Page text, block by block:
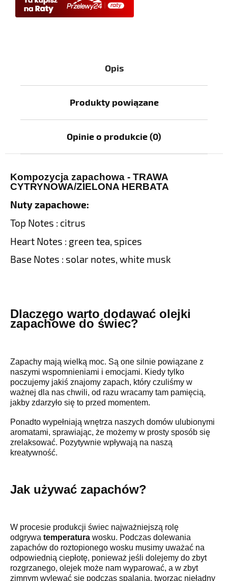
Opis
Produkty powiązane
Opinie o produkcie (0)
Kompozycja zapachowa - TRAWA
CYTRYNOWA/ZIELONA HERBATA
Nuty zapachowe:
Top Notes : citrus
Heart Notes : green tea, spices
Base Notes : solar notes, white musk
Dlaczego warto dodawać olejki
zapachowe do świec?
Zapachy mają wielką moc. Są one silnie powiązane z
naszymi wspomnieniami i emocjami. Kiedy tylko
poczujemy jakiś znajomy zapach, który czuliśmy w
ważnej dla nas chwili, od razu wracamy tam pamięcią,
jakby zdarzyło się to przed momentem.
Ponadto wypełniają wnętrza naszych domów ulubionymi
aromatami, sprawiając, że możemy w prosty sposób się
zrelaksować. Pozytywnie wpływają na naszą
kreatywność.
Jak używać zapachów?
W procesie produkcji świec najważniejszą rolę
odgrywa temperatura wosku. Podczas dolewania
zapachów do roztopionego wosku musimy uważać na
odpowiednią ciepłotę, ponieważ jeśli dolejemy do zbyt
rozgrzanego, olejek może nam wyparować, a w zbyt
zimnym wylewać się podczas spalania, tworząc nieładny